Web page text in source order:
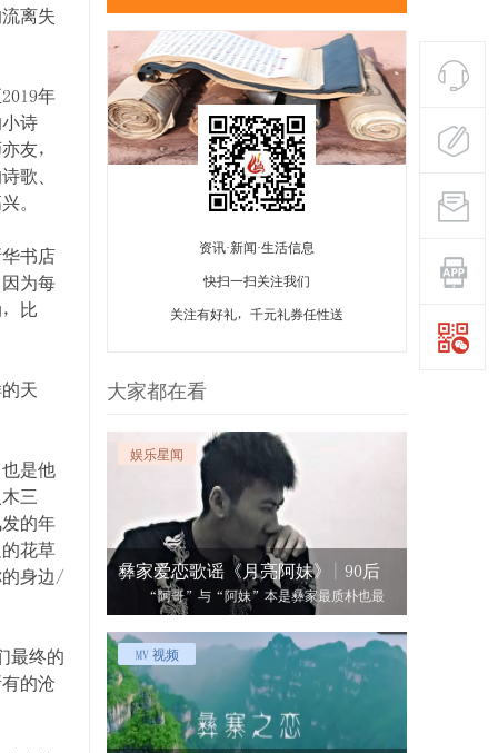
离失
年
诗
友，
歌、
。
书店
为每
比
天
是他
三
的年
花草
的身边/
最终的
的沧
资讯·新闻·生活信息
快扫一扫关注我们
关注有好礼，千元礼券任性送
大家都在看
娱乐星闻
彝家爱恋歌谣《月亮阿妹》| 90后
“阿哥”与“阿妹”本是彝家最质朴也最
亲切的称呼，彝家男女的羞涩与爱恋都融于
MV 视频